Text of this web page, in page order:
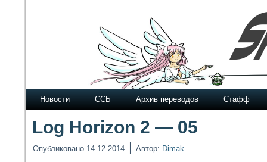
Новости ССБ Архив переводов Стафф
Log Horizon 2 — 05
Опубликовано 14.12.2014 | Автор: Dimak